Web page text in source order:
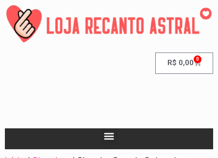
R$ 0,00 0